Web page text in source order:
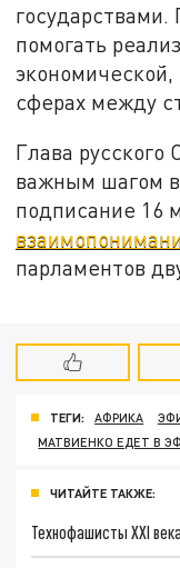
помогать
экономической,
сферах между
Глава русского
важным шагом
подписание 16
парламентов
ТЕГИ: АФРИКА
МАТВИЕНКО ЕДЕТ В
ЧИТАЙТЕ ТАКЖЕ:
Технофашисты XXI века